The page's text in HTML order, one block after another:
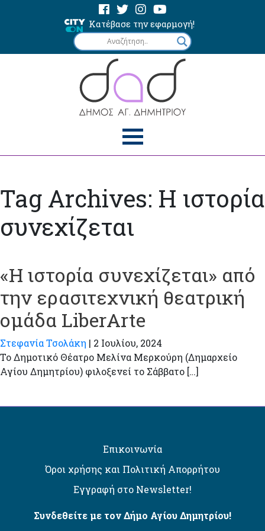
Κατέβασε την εφαρμογή!
Tag Archives: Η ιστορία
συνεχίζεται
«Η ιστορία συνεχίζεται» από
την ερασιτεχνική θεατρική
ομάδα LiberArte
Στεφανία Τσολάκη | 2 Ιουλίου, 2024
Το Δημοτικό Θέατρο Μελίνα Μερκούρη (Δημαρχείο
Αγίου Δημητρίου) φιλοξενεί το Σάββατο […]
Επικοινωνία
Όροι χρήσης και Πολιτική Απορρήτου
Εγγραφή στο Newsletter!
Συνδεθείτε με τον Δήμο Αγίου Δημητρίου!